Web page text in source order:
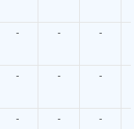
- - -
- - -
- - -